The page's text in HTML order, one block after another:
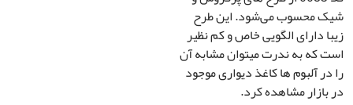
تعداد رول
قیمت کل
محسوب می‌شود. این طرح
دارای الگویی خاص و کم نظیر
به ندرت میتوان مشابه آن
آلبوم ها کاغذ دیواری موجود
مشاهده کرد.